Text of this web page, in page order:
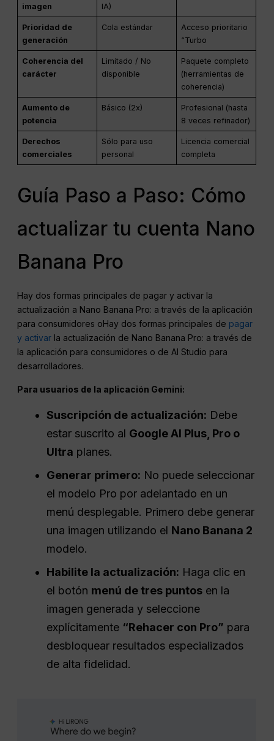
imagen IA)
Prioridad de
generación
Cola estándar
Acceso prioritario
“Turbo
Coherencia del
carácter
Limitado / No
disponible
Paquete completo
(herramientas de
coherencia)
Aumento de
potencia
Básico (2x)
Profesional (hasta
8 veces refinador)
Derechos
comerciales
Sólo para uso
personal
Licencia comercial
completa
Guía Paso a Paso: Cómo
actualizar tu cuenta Nano
Banana Pro
Hay dos formas principales de pagar y activar la
actualización a Nano Banana Pro: a través de la aplicación
para consumidores oHay dos formas principales de pagar
y activar la actualización de Nano Banana Pro: a través de
la aplicación para consumidores o de AI Studio para
desarrolladores.
Para usuarios de la aplicación Gemini:
Suscripción de actualización: Debe
estar suscrito al Google AI Plus, Pro o
Ultra planes.
Generar primero: No puede seleccionar
el modelo Pro por adelantado en un
menú desplegable. Primero debe generar
una imagen utilizando el Nano Banana 2
modelo.
Habilite la actualización: Haga clic en
el botón menú de tres puntos en la
imagen generada y seleccione
explícitamente “Rehacer con Pro” para
desbloquear resultados especializados
de alta fidelidad.